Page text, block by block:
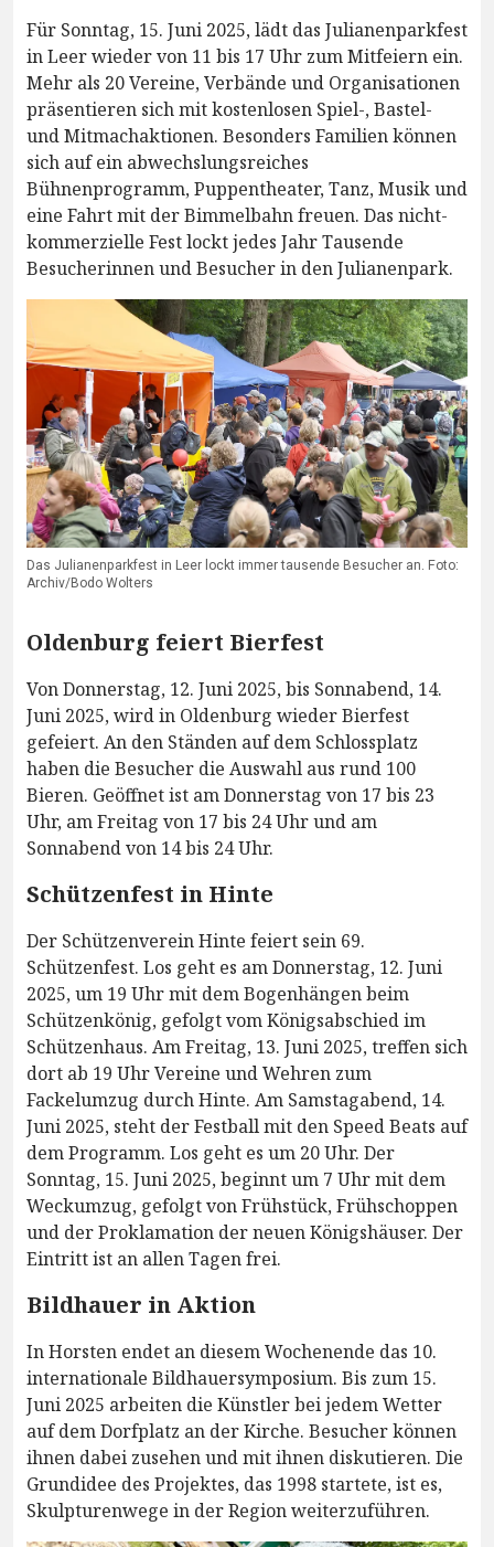
Für Sonntag, 15. Juni 2025, lädt das Julianenparkfest
in Leer wieder von 11 bis 17 Uhr zum Mitfeiern ein.
Mehr als 20 Vereine, Verbände und Organisationen
präsentieren sich mit kostenlosen Spiel-, Bastel-
und Mitmachaktionen. Besonders Familien können
sich auf ein abwechslungsreiches
Bühnenprogramm, Puppentheater, Tanz, Musik und
eine Fahrt mit der Bimmelbahn freuen. Das nicht-
kommerzielle Fest lockt jedes Jahr Tausende
Besucherinnen und Besucher in den Julianenpark.
Das Julianenparkfest in Leer lockt immer tausende Besucher an. Foto:
Archiv/Bodo Wolters
Oldenburg feiert Bierfest
Von Donnerstag, 12. Juni 2025, bis Sonnabend, 14.
Juni 2025, wird in Oldenburg wieder Bierfest
gefeiert. An den Ständen auf dem Schlossplatz
haben die Besucher die Auswahl aus rund 100
Bieren. Geöffnet ist am Donnerstag von 17 bis 23
Uhr, am Freitag von 17 bis 24 Uhr und am
Sonnabend von 14 bis 24 Uhr.
Schützenfest in Hinte
Der Schützenverein Hinte feiert sein 69.
Schützenfest. Los geht es am Donnerstag, 12. Juni
2025, um 19 Uhr mit dem Bogenhängen beim
Schützenkönig, gefolgt vom Königsabschied im
Schützenhaus. Am Freitag, 13. Juni 2025, treffen sich
dort ab 19 Uhr Vereine und Wehren zum
Fackelumzug durch Hinte. Am Samstagabend, 14.
Juni 2025, steht der Festball mit den Speed Beats auf
dem Programm. Los geht es um 20 Uhr. Der
Sonntag, 15. Juni 2025, beginnt um 7 Uhr mit dem
Weckumzug, gefolgt von Frühstück, Frühschoppen
und der Proklamation der neuen Königshäuser. Der
Eintritt ist an allen Tagen frei.
Bildhauer in Aktion
In Horsten endet an diesem Wochenende das 10.
internationale Bildhauersymposium. Bis zum 15.
Juni 2025 arbeiten die Künstler bei jedem Wetter
auf dem Dorfplatz an der Kirche. Besucher können
ihnen dabei zusehen und mit ihnen diskutieren. Die
Grundidee des Projektes, das 1998 startete, ist es,
Skulpturenwege in der Region weiterzuführen.